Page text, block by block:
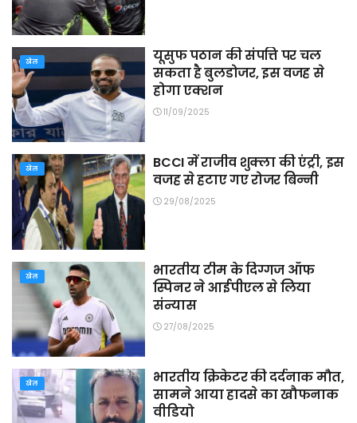
खेल
यूसुफ पठान की संपत्ति पर चल
सकता है बुलडोजर, इस वजह से
होगा एक्शन
11/09/2025
खेल
BCCI में राजीव शुक्ला की एंट्री, इस
वजह से हटाए गए रोजर बिन्नी
29/08/2025
खेल
भारतीय टीम के दिग्गज ऑफ
स्पिनर ने आईपीएल से लिया
संन्यास
27/08/2025
खेल
भारतीय क्रिकेटर की दर्दनाक मौत,
सामने आया हादसे का खौफनाक
वीडियो